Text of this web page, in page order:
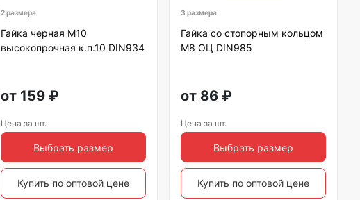
2 размера
Гайка черная М10
высокопрочная к.п.10 DIN934
от 159₽
Цена за шт.
Выбрать размер
Купить по оптовой цене
3 размера
Гайка со стопорным кольцом
М8 ОЦ DIN985
от 86₽
Цена за шт.
Выбрать размер
Купить по оптовой цене